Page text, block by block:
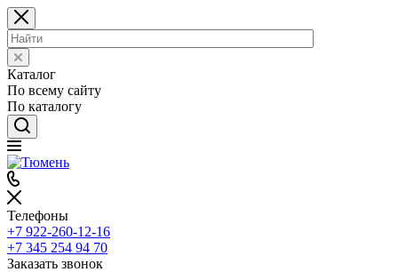
Каталог
По всему сайту
По каталогу
Телефоны
+7 922-260-12-16
+7 345 254 94 70
Заказать звонок